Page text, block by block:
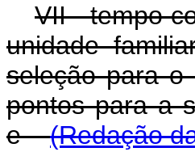
VII - tempo
unidade
seleção para
pontos para a
e(Redação